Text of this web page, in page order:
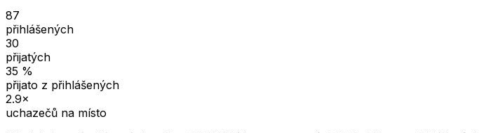
87
přihlášených
30
přijatých
35 %
přijato z přihlášených
2.9×
uchazečů na místo